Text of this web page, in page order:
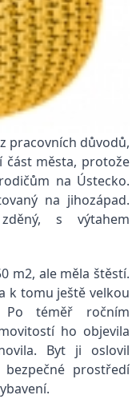
pracovních důvodů,
část města, protože
na Ústecko.
na jihozápad.
s výtahem
m2, ale měla štěstí.
k tomu ještě velkou
téměř ročním
ho objevila
Byt ji oslovil
prostředí